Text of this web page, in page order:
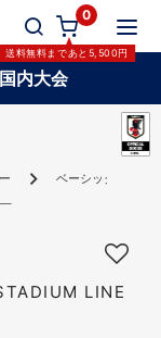
0
送料無料まであと 5,500円
国内大会
ベーシックタオル
LINE